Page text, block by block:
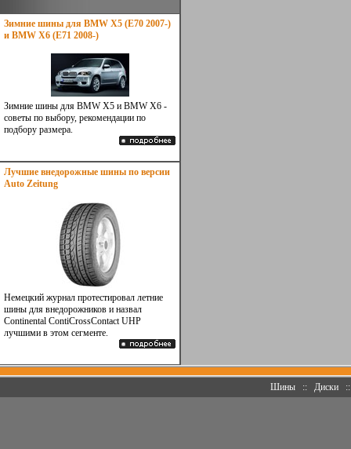
Зимние шины для BMW X5 (E70 2007-)
и BMW X6 (E71 2008-)
Зимние шины для BMW X5 и BMW X6 -
советы по выбору, рекомендации по
подбору размера.
Лучшие внедорожные шины по версии
Auto Zeitung
Немецкий журнал протестировал летние
шины для внедорожников и назвал
Continental ContiCrossContact UHP
лучшими в этом сегменте.
Шины :: Диски